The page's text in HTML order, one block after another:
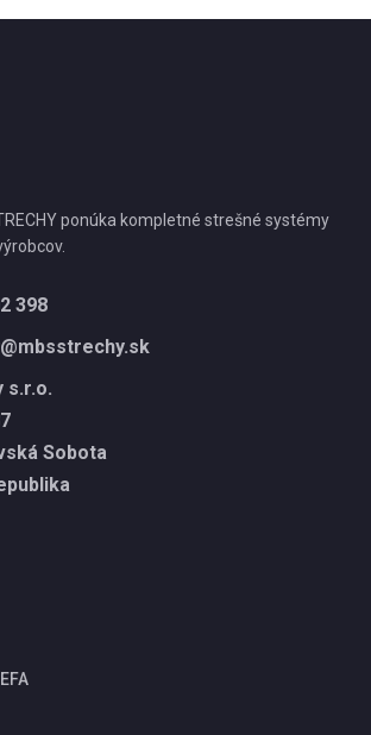
ponúka kompletné strešné systémy
398
s.r.o.
Sobota